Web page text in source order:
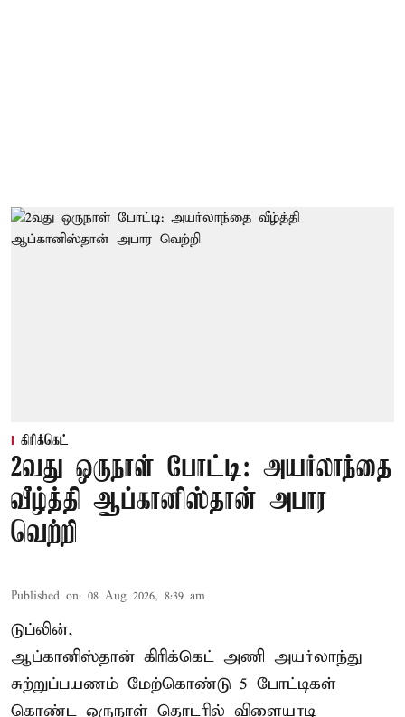
கிரிக்கெட்
2வது ஒருநாள் போட்டி: அயர்லாந்தை
வீழ்த்தி ஆப்கானிஸ்தான் அபார
வெற்றி
Published on: 08 Aug 2026, 8:39 am
டுப்லின்,
ஆப்கானிஸ்தான் கிரிக்கெட் அணி அயர்லாந்து
சுற்றுப்பயணம் மேற்கொண்டு 5 போட்டிகள்
கொண்ட ஒருநாள் தொடரில் விளையாடி